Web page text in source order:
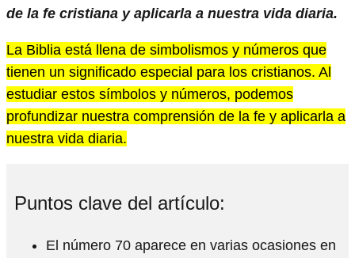
de la fe cristiana y aplicarla a nuestra vida diaria.
La Biblia está llena de simbolismos y números que
tienen un significado especial para los cristianos. Al
estudiar estos símbolos y números, podemos
profundizar nuestra comprensión de la fe y aplicarla a
nuestra vida diaria.
Puntos clave del artículo:
El número 70 aparece en varias ocasiones en